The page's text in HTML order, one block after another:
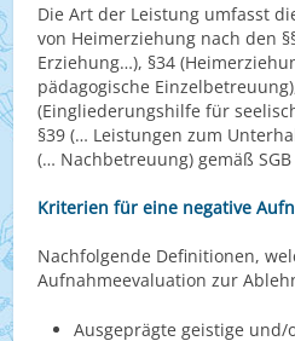
Die Art der Leistung umfasst
von Heimerziehung nach den
Erziehung…), §34
pädagogische
(Eingliederungshilfe für
§39 (… Leistungen zum
(… Nachbetreuung) gemäß SGB
Kriterien für eine negative
Nachfolgende Definitionen,
Aufnahmeevaluation zur
Ausgeprägte geistige